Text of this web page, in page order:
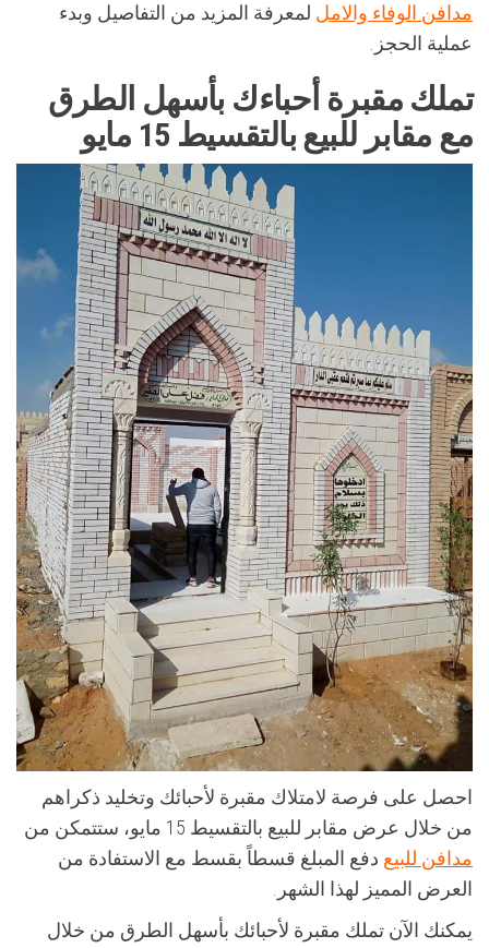
مدافن الوفاء والامل لمعرفة المزيد من التفاصيل وبدء
عملية الحجز.
تملك مقبرة أحباءك بأسهل الطرق
مع مقابر للبيع بالتقسيط 15 مايو
احصل على فرصة لامتلاك مقبرة لأحبائك وتخليد ذكراهم
من خلال عرض مقابر للبيع بالتقسيط 15 مايو، ستتمكن من
مدافن للبيع دفع المبلغ قسطاً بقسط مع الاستفادة من
العرض المميز لهذا الشهر.
يمكنك الآن تملك مقبرة لأحبائك بأسهل الطرق من خلال